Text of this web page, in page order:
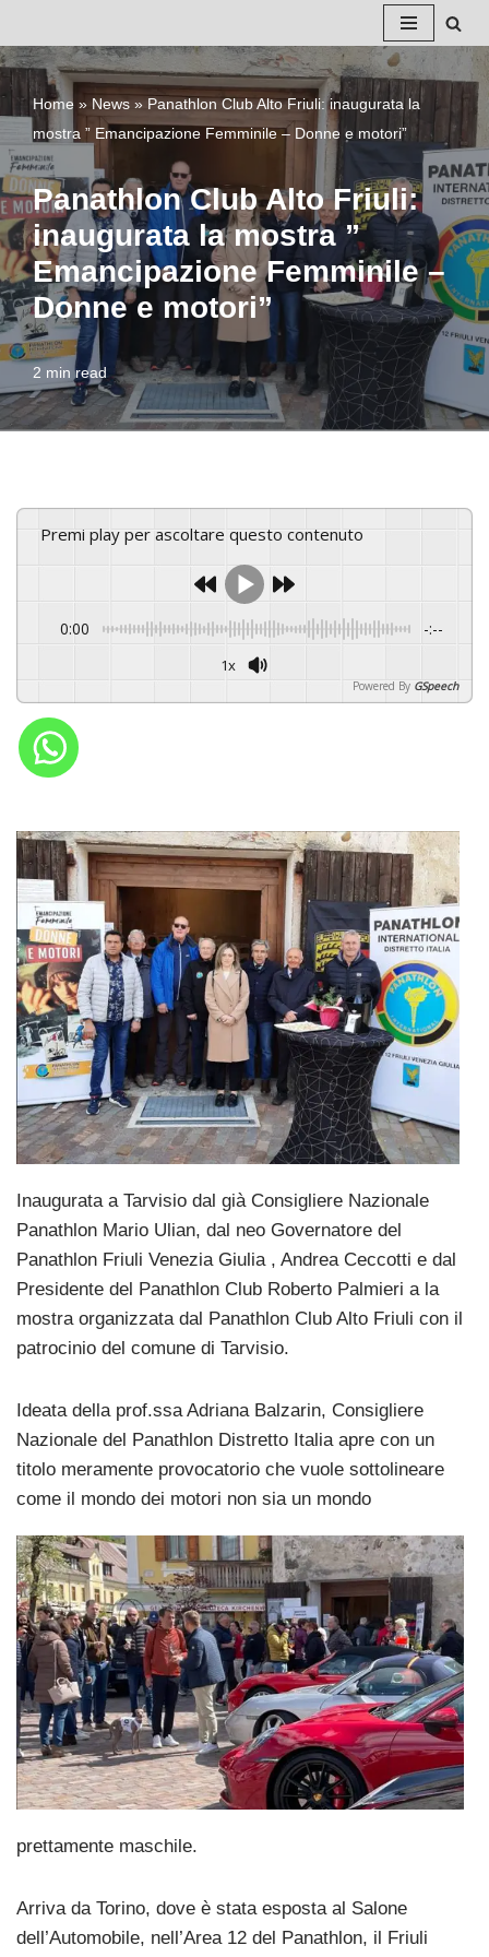
Vai
al
contenuto
Home » News » Panathlon Club Alto Friuli: inaugurata la
mostra ” Emancipazione Femminile – Donne e motori”
Panathlon Club Alto Friuli:
inaugurata la mostra ”
Emancipazione Femminile –
Donne e motori”
2 min read
Premi play per ascoltare questo contenuto
0:00 -:--
1x
Powered By GSpeech
Inaugurata a Tarvisio dal già Consigliere Nazionale
Panathlon Mario Ulian, dal neo Governatore del
Panathlon Friuli Venezia Giulia , Andrea Ceccotti e dal
Presidente del Panathlon Club Roberto Palmieri a la
mostra organizzata dal Panathlon Club Alto Friuli con il
patrocinio del comune di Tarvisio.
Ideata della prof.ssa Adriana Balzarin, Consigliere
Nazionale del Panathlon Distretto Italia apre con un
titolo meramente provocatorio che vuole sottolineare
come il mondo dei motori non sia un mondo
prettamente maschile.
Arriva da Torino, dove è stata esposta al Salone
dell’Automobile, nell’Area 12 del Panathlon, il Friuli